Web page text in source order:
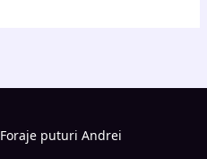
puturi Andrei